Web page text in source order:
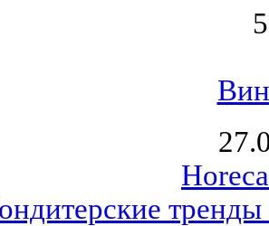
тренды